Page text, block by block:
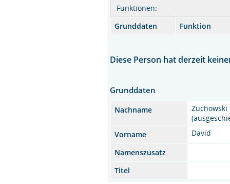
Funktionen:
Grunddaten
Funktion
Diese Person hat derzeit
Grunddaten
Nachname
Zuchowski
Vorname
David
Namenszusatz
Titel